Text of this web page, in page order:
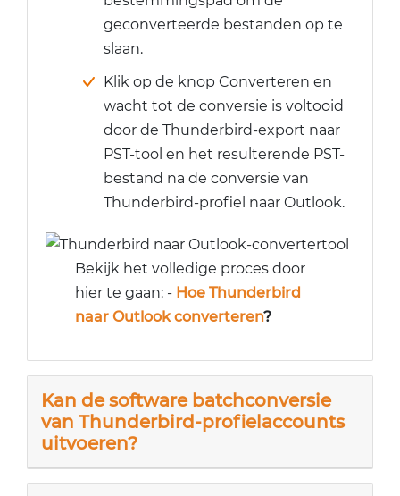
geconverteerde bestanden op te
slaan.
Klik op de knop Converteren en
wacht tot de conversie is voltooid
door de Thunderbird-export naar
PST-tool en het resulterende PST-
bestand na de conversie van
Thunderbird-profiel naar Outlook.
Bekijk het volledige proces door
hier te gaan: - Hoe Thunderbird
naar Outlook converteren?
Kan de software batchconversie
van Thunderbird-profielaccounts
uitvoeren?